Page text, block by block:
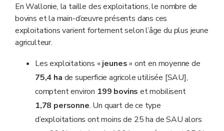
En Wallonie, la taille des exploitations, le nombre de
bovins et la main-d’œuvre présents dans ces
exploitations varient fortement selon l’âge du plus jeune
agriculteur.
Les exploitations «jeunes» ont en moyenne de
75,4 ha de superficie agricole utilisée [SAU],
comptent environ 199 bovins et mobilisent
1,78 personne. Un quart de ce type
d’exploitations ont moins de 25 ha de SAU alors